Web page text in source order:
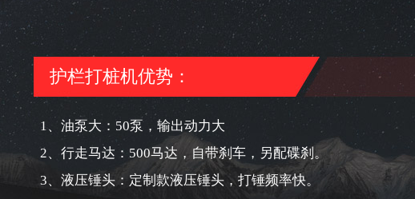
护栏打桩机优势：
1、油泵大：50泵，输出动力大
2、行走马达：500马达，自带刹车，另配碟刹。
3、液压锤头：定制款液压锤头，打锤频率快。